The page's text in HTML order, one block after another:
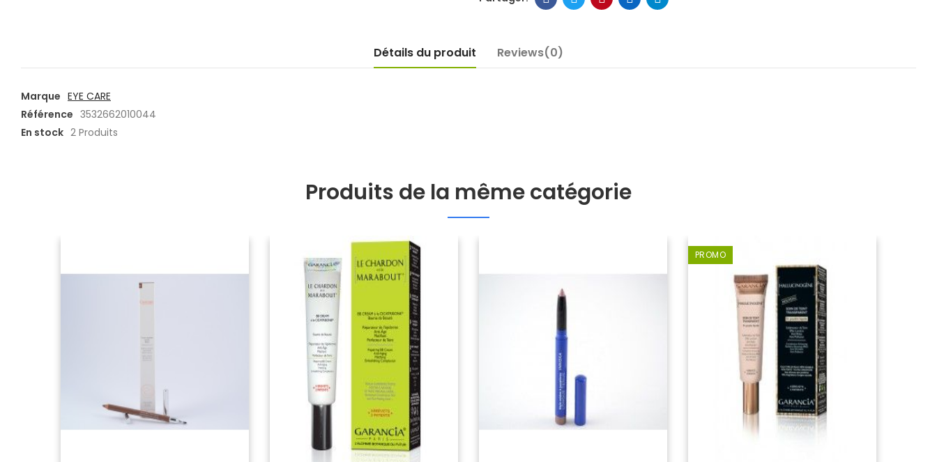
Détails du produit Reviews(0)
Marque EYE CARE
Référence 3532662010044
En stock 2 Produits
Produits de la même catégorie
PROMO